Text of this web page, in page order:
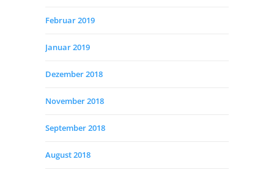
Februar 2019
Januar 2019
Dezember 2018
November 2018
September 2018
August 2018